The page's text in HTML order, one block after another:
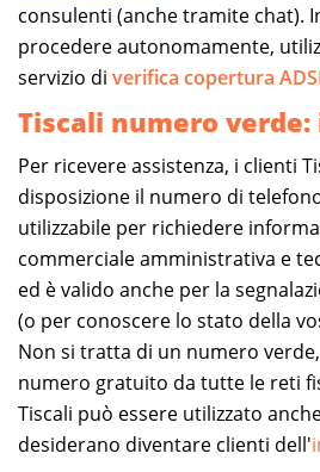
consulenti (anche tramite chat).
procedere autonomamente,
servizio di verifica copertura
Tiscali numero
Per ricevere assistenza, i clienti
disposizione il numero di
utilizzabile per richiedere
commerciale amministrativa e
ed è valido anche per la
(o per conoscere lo stato della
Non si tratta di un numero
numero gratuito da tutte le reti
Tiscali può essere utilizzato
desiderano diventare clienti dell'